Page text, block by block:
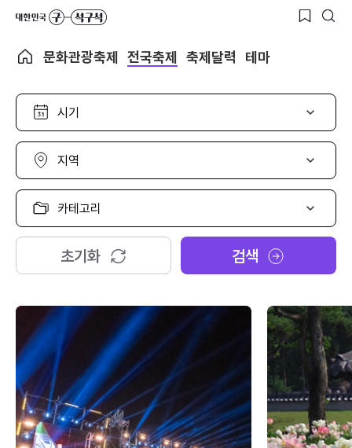
문화관광축제 전국축제 축제달력 테마
시
선
택
지
선
택
카
고
리
택
초기화 검색